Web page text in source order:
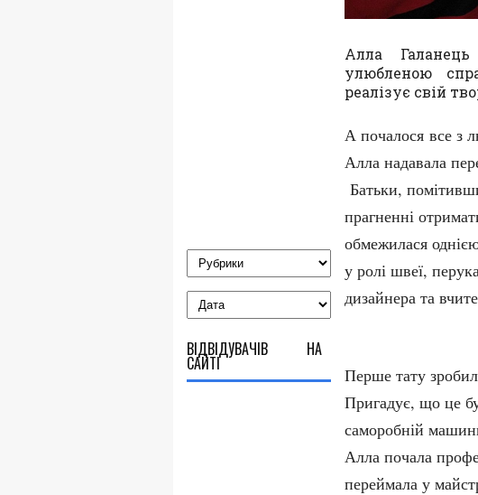
Алла
улюбленою
реалізує свій
А почалося все з
Алла надавала
Батьки,
прагненні
обмежилася
у ролі швеї,
дизайнера та
Перше тату
Пригадує, що це
саморобній
Алла почала
переймала у
ВІДВІДУВАЧІВ НА
САЙТІ